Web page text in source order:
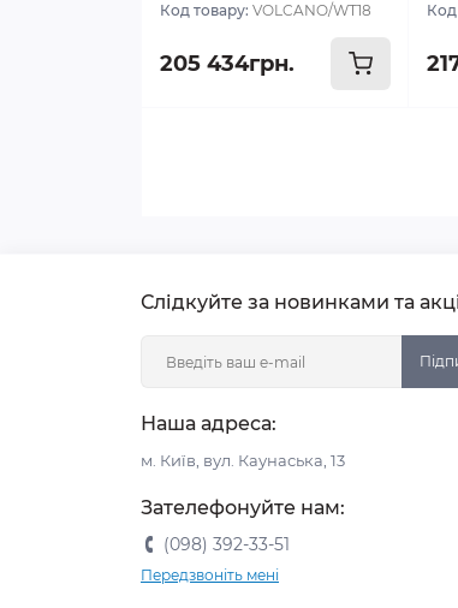
Код товару: VOLCANO/WT18
205 434грн.
Код
Слідкуйте за новинками та
Наша адреса:
м. Київ, вул. Каунаська, 13
Зателефонуйте нам:
(098) 392-33-51
Передзвоніть мені